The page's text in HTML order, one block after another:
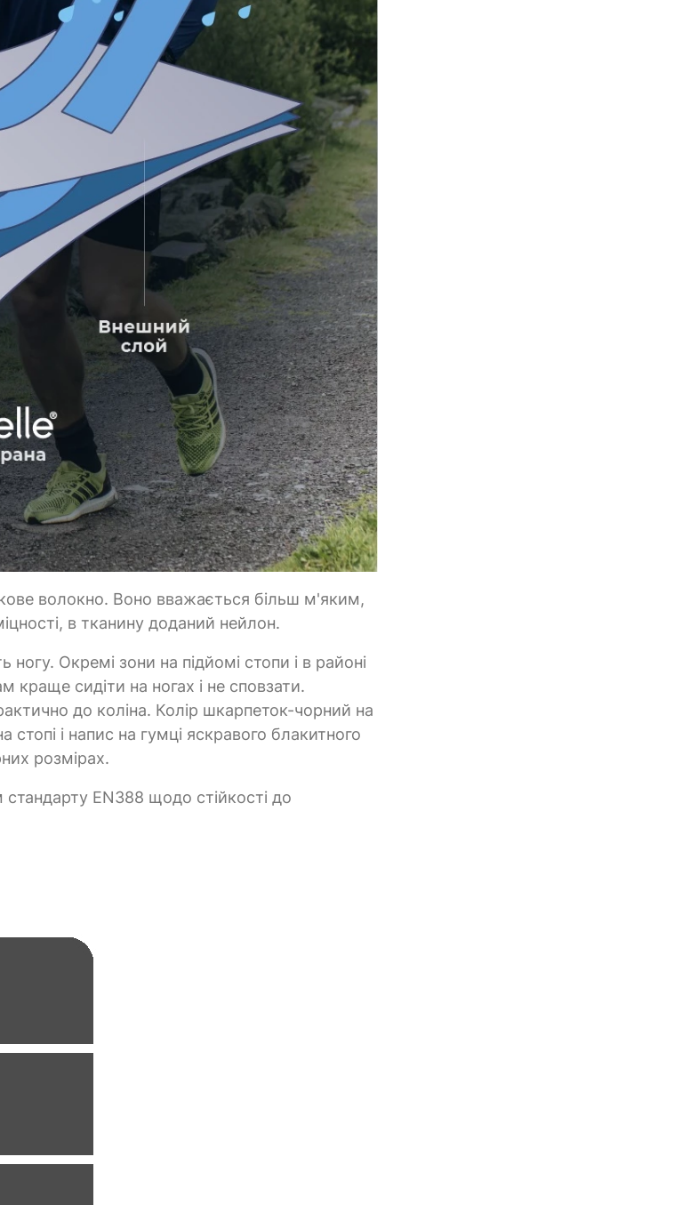
волокно. Воно вважається більш м'яким,
в тканину доданий нейлон.
Окремі зони на підйомі стопи і в районі
сидіти на ногах і не сповзати.
до коліна. Колір шкарпеток-чорний на
і напис на гумці яскравого блакитного
розмірах.
EN388 щодо стійкості до